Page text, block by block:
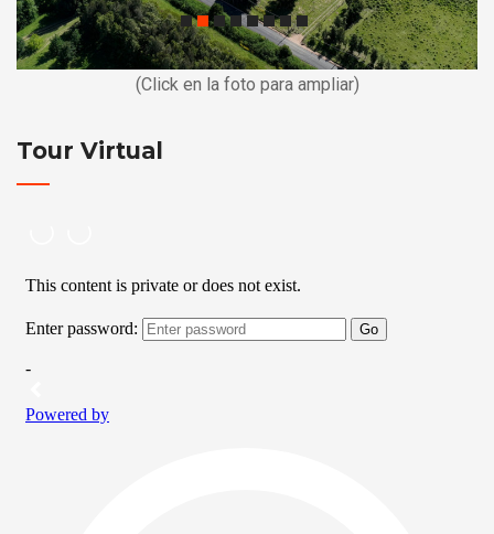
(Click en la foto para ampliar)
Tour Virtual